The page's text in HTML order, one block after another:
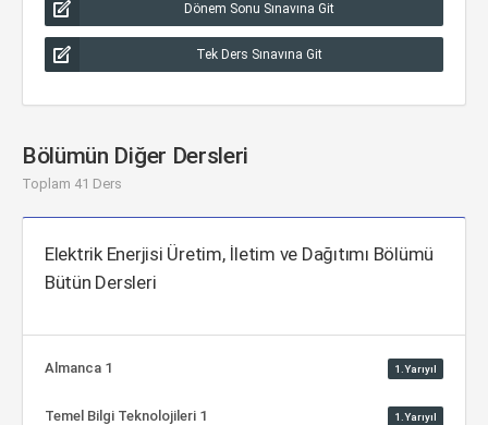
Dönem Sonu Sınavına Git
Tek Ders Sınavına Git
Bölümün Diğer Dersleri
Toplam 41 Ders
Elektrik Enerjisi Üretim, İletim ve Dağıtımı Bölümü
Bütün Dersleri
Almanca 1 1.Yarıyıl
Temel Bilgi Teknolojileri 1 1.Yarıyıl